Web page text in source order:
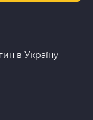
в Україну